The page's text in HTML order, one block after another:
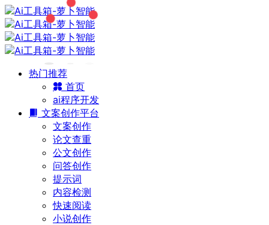
热门推荐
首页
ai程序开发
文案创作平台
文案创作
论文查重
公文创作
问答创作
提示词
内容检测
快速阅读
小说创作